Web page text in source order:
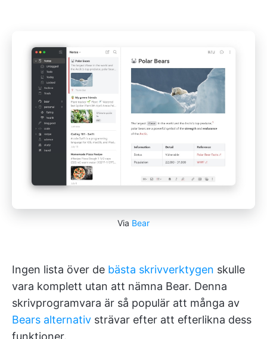
Via Bear
Ingen lista över de bästa skrivverktygen skulle
vara komplett utan att nämna Bear. Denna
skrivprogramvara är så populär att många av
Bears alternativ strävar efter att efterlikna dess
funktioner.